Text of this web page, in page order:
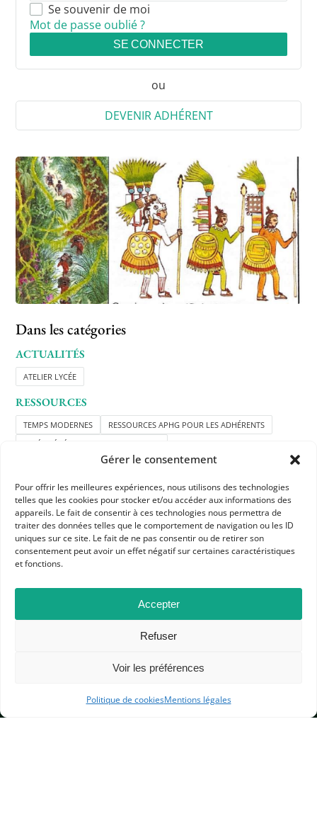
Gérer le consentement
Pour offrir les meilleures expériences, nous utilisons des technologies
telles que les cookies pour stocker et/ou accéder aux informations des
appareils. Le fait de consentir à ces technologies nous permettra de
traiter des données telles que le comportement de navigation ou les ID
uniques sur ce site. Le fait de ne pas consentir ou de retirer son
consentement peut avoir un effet négatif sur certaines caractéristiques
et fonctions.
Accepter
Refuser
Voir les préférences
Politique de cookiesMentions légales
Se souvenir de moi
Mot de passe oublié ?
SE CONNECTER
ou
DEVENIR ADHÉRENT
Dans les catégories
ACTUALITÉS
ATELIER LYCÉE
RESSOURCES
TEMPS MODERNES
RESSOURCES APHG POUR LES ADHÉRENTS
LYCÉE GÉNÉRAL ET TECHNOLOGIQUE
APHG
Association des professeurs d'histoire et géographie
+ 33 0(1) 42 33 62 37
BP 6541 – 75065 Paris Cedex 02
CONTACTEZ-NOUS